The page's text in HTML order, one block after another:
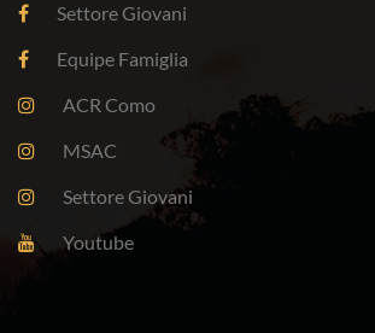
Settore Giovani
Equipe Famiglia
ACR Como
MSAC
Settore Giovani
Youtube